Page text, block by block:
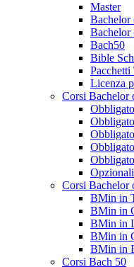
Master
Bachelor
Bach50
Bible
Pacchetti
Licenza
Corsi Bachelor
Opzionali
Corsi Bachelor
BMin in
BMin in
BMin in
BMin in
BMin in
Corsi Bach 50